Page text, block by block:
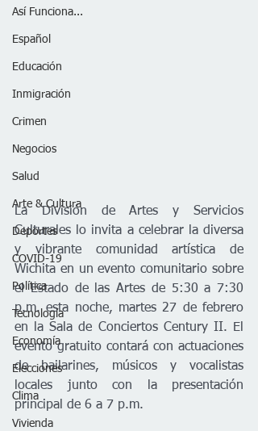
Así Funciona...
Español
Educación
Inmigración
Crimen
Negocios
Salud
Arte & Cultura
Deportes
COVID-19
Política
Tecnología
Economía
Elecciones
Clima
Vivienda
La División de Artes y Servicios
Culturales lo invita a celebrar la diversa
y vibrante comunidad artística de
Wichita en un evento comunitario sobre
el Estado de las Artes de 5:30 a 7:30
p.m. esta noche, martes 27 de febrero
en la Sala de Conciertos Century II. El
evento gratuito contará con actuaciones
de bailarines, músicos y vocalistas
locales junto con la presentación
principal de 6 a 7 p.m.